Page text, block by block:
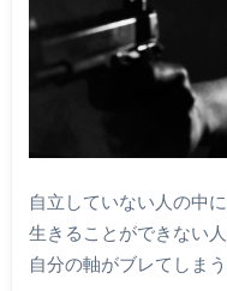
自立していない人の中
生きることができない
自分の軸がブレてしまう